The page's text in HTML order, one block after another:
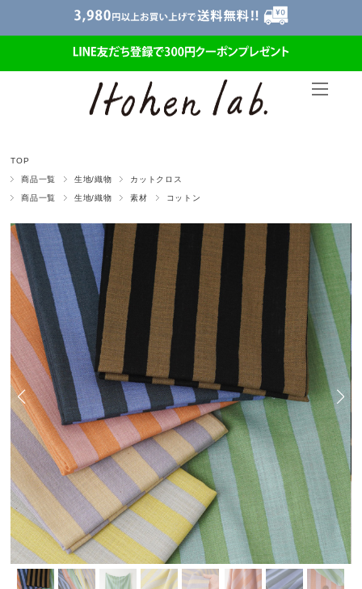
TOP
商品一覧 生地/織物 カットクロス
商品一覧 生地/織物 素材 コットン